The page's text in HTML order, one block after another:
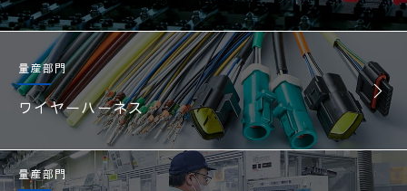
量産部門
ワイヤーハーネス
量産部門